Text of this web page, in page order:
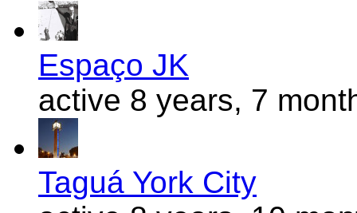
Espaço JK
active 8 years, 7
Taguá York City